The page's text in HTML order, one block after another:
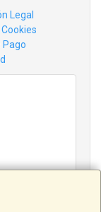
Legal
Pago